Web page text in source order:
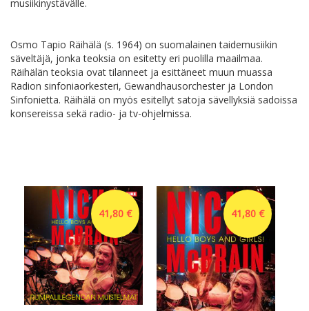
musiikinystävälle.
Osmo Tapio Räihälä (s. 1964) on suomalainen taidemusiikin
säveltäjä, jonka teoksia on esitetty eri puolilla maailmaa.
Räihälän teoksia ovat tilanneet ja esittäneet muun muassa
Radion sinfoniaorkesteri, Gewandhausorchester ja London
Sinfonietta. Räihälä on myös esitellyt satoja sävellyksiä sadoissa
konsereissa sekä radio- ja tv-ohjelmissa.
41,80 € 41,80 €